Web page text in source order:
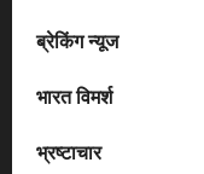
ब्रेकिंग न्यूज
भारत विमर्श
भ्रष्टाचार